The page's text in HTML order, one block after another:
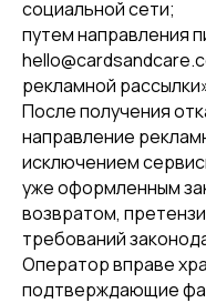
социальной сети;
путем направления
рекламной
После получения
направление
исключением
уже оформленным
возвратом,
требований
Оператор вправе
подтверждающие